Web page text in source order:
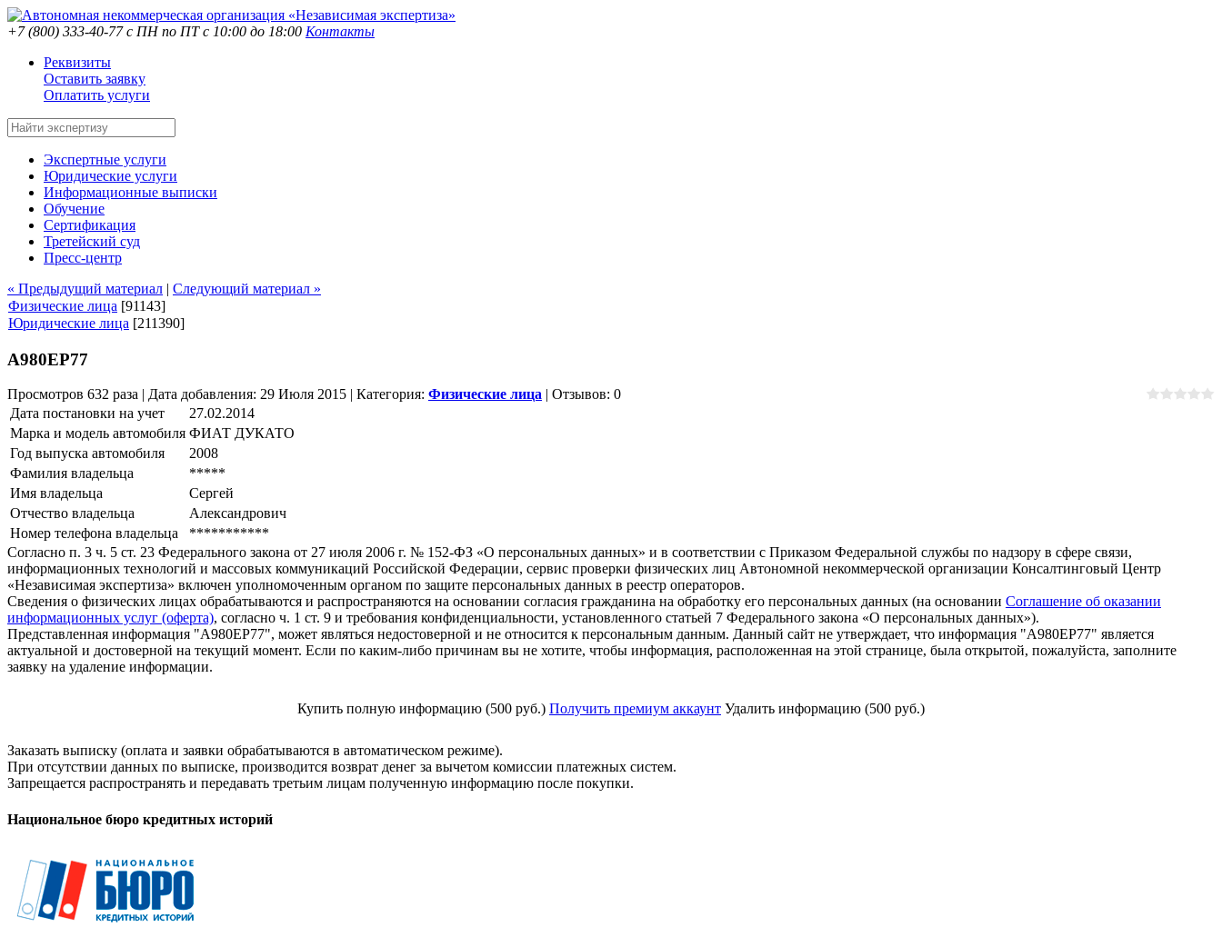
+7 (800) 333-40-77с ПН по ПТ с 10:00 до 18:00 Контакты
Реквизиты
Оставить заявку
Оплатить услуги
Экспертные услуги
Юридические услуги
Информационные выписки
Обучение
Сертификация
Третейский суд
Пресс-центр
« Предыдущий материал | Следующий материал »
Физические лица [91143]
Юридические лица [211390]
А980ЕР77
Просмотров 632 раза | Дата добавления: 29 Июля 2015 | Категория: Физические лица | Отзывов: 0
Дата постановки на учет
27.02.2014
Марка и модель автомобиля ФИАТ ДУКАТО
Год выпуска автомобиля
2008
Фамилия владельца
*****
Имя владельца
Сергей
Отчество владельца
Александрович
Номер телефона владельца
***********
Согласно п. 3 ч. 5 ст. 23 Федерального закона от 27 июля 2006 г. № 152-ФЗ «О персональных данных» и в соответствии с Приказом Федеральной службы по надзору в сфере связи,
информационных технологий и массовых коммуникаций Российской Федерации, сервис проверки физических лиц Автономной некоммерческой организации Консалтинговый Центр
«Независимая экспертиза» включен уполномоченным органом по защите персональных данных в реестр операторов.
Сведения о физических лицах обрабатываются и распространяются на основании согласия гражданина на обработку его персональных данных (на основании Соглашение об оказании
информационных услуг (оферта), согласно ч. 1 ст. 9 и требования конфиденциальности, установленного статьей 7 Федерального закона «О персональных данных»).
Представленная информация "А980ЕР77", может являться недостоверной и не относится к персональным данным. Данный сайт не утверждает, что информация "А980ЕР77" является
актуальной и достоверной на текущий момент. Если по каким-либо причинам вы не хотите, чтобы информация, расположенная на этой странице, была открытой, пожалуйста, заполните
заявку на удаление информации.
Купить полную информацию (500 руб.) Получить премиум аккаунт Удалить информацию (500 руб.)
Заказать выписку (оплата и заявки обрабатываются в автоматическом режиме).
При отсутствии данных по выписке, производится возврат денег за вычетом комиссии платежных систем.
Запрещается распространять и передавать третьим лицам полученную информацию после покупки.
Национальное бюро кредитных историй